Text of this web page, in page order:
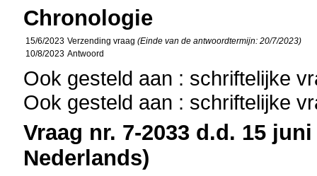
Chronologie
15/6/2023 Verzending vraag(Einde van de antwoordtermijn: 20/7/2023)
10/8/2023 Antwoord
Ook gesteld aan : schriftelijke
Ook gesteld aan : schriftelijke
Vraag nr. 7-2033 d.d. 15
Nederlands)